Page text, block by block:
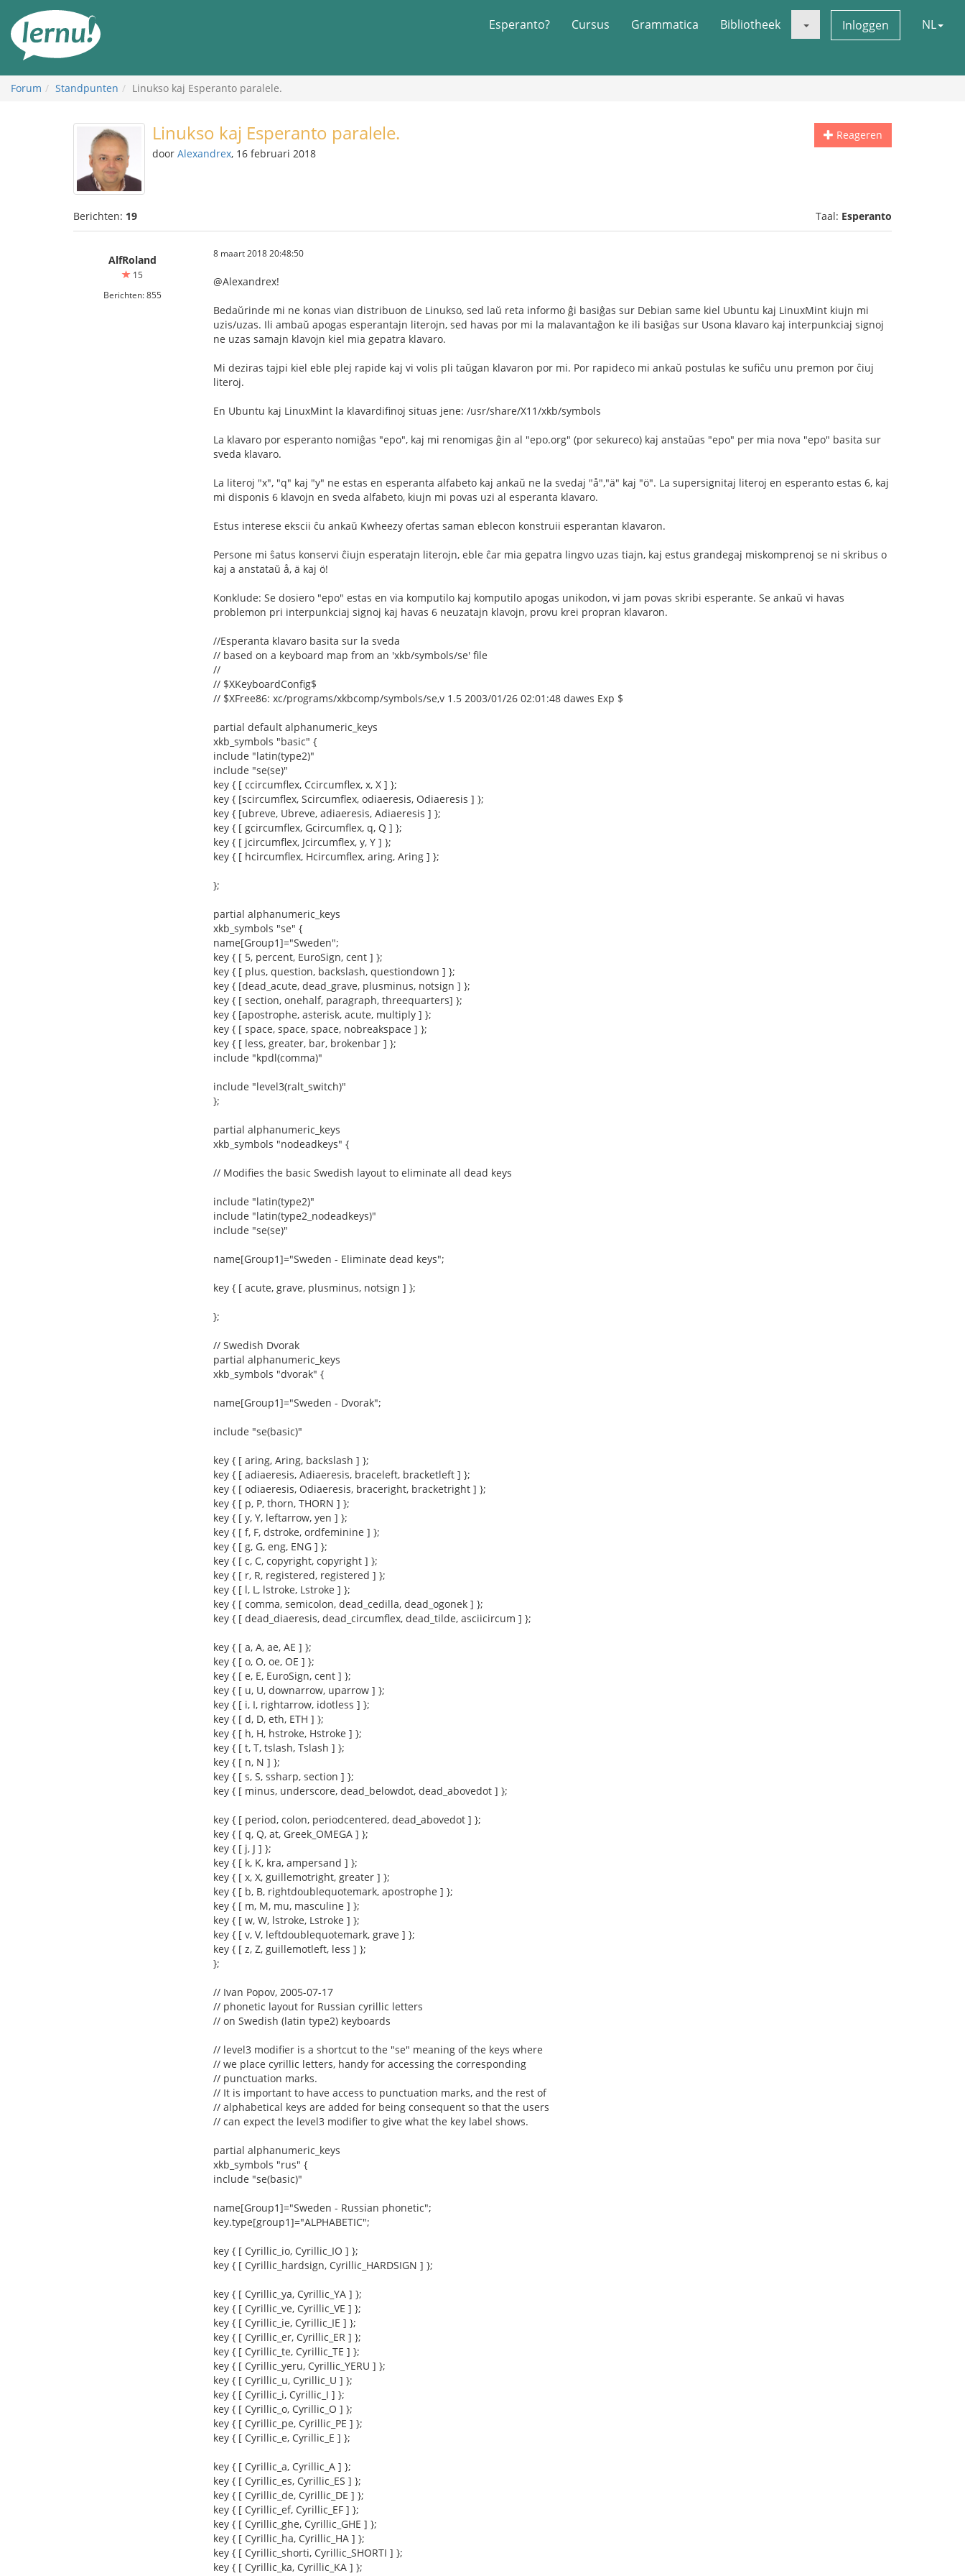
inhoud
Esperanto? Cursus Grammatica Bibliotheek Inloggen NL
Forum Standpunten Linukso kaj Esperanto paralele.
Reageren
Linukso kaj Esperanto paralele.
door Alexandrex, 16 februari 2018
Berichten: 19 Taal: Esperanto
AlfRoland
15
Berichten: 855
8 maart 2018 20:48:50
@Alexandrex!
Bedaŭrinde mi ne konas vian distribuon de Linukso, sed laŭ reta informo ĝi basiĝas sur Debian same kiel Ubuntu kaj LinuxMint kiujn mi
uzis/uzas. Ili ambaŭ apogas esperantajn literojn, sed havas por mi la malavantaĝon ke ili basiĝas sur Usona klavaro kaj interpunkciaj signoj
ne uzas samajn klavojn kiel mia gepatra klavaro.
Mi deziras tajpi kiel eble plej rapide kaj vi volis pli taŭgan klavaron por mi. Por rapideco mi ankaŭ postulas ke sufiĉu unu premon por ĉiuj
literoj.
En Ubuntu kaj LinuxMint la klavardifinoj situas jene: /usr/share/X11/xkb/symbols
La klavaro por esperanto nomiĝas "epo", kaj mi renomigas ĝin al "epo.org" (por sekureco) kaj anstaŭas "epo" per mia nova "epo" basita sur
sveda klavaro.
La literoj "x", "q" kaj "y" ne estas en esperanta alfabeto kaj ankaŭ ne la svedaj "å","ä" kaj "ö". La supersignitaj literoj en esperanto estas 6, kaj
mi disponis 6 klavojn en sveda alfabeto, kiujn mi povas uzi al esperanta klavaro.
Estus interese ekscii ĉu ankaŭ Kwheezy ofertas saman eblecon konstruii esperantan klavaron.
Persone mi ŝatus konservi ĉiujn esperatajn literojn, eble ĉar mia gepatra lingvo uzas tiajn, kaj estus grandegaj miskomprenoj se ni skribus o
kaj a anstataŭ å, ä kaj ö!
Konklude: Se dosiero "epo" estas en via komputilo kaj komputilo apogas unikodon, vi jam povas skribi esperante. Se ankaŭ vi havas
problemon pri interpunkciaj signoj kaj havas 6 neuzatajn klavojn, provu krei propran klavaron.
//Esperanta klavaro basita sur la sveda
// based on a keyboard map from an 'xkb/symbols/se' file
//
// $XKeyboardConfig$
// $XFree86: xc/programs/xkbcomp/symbols/se,v 1.5 2003/01/26 02:01:48 dawes Exp $
partial default alphanumeric_keys
xkb_symbols "basic" {
include "latin(type2)"
include "se(se)"
key { [ ccircumflex, Ccircumflex, x, X ] };
key { [scircumflex, Scircumflex, odiaeresis, Odiaeresis ] };
key { [ubreve, Ubreve, adiaeresis, Adiaeresis ] };
key { [ gcircumflex, Gcircumflex, q, Q ] };
key { [ jcircumflex, Jcircumflex, y, Y ] };
key { [ hcircumflex, Hcircumflex, aring, Aring ] };
};
partial alphanumeric_keys
xkb_symbols "se" {
name[Group1]="Sweden";
key { [ 5, percent, EuroSign, cent ] };
key { [ plus, question, backslash, questiondown ] };
key { [dead_acute, dead_grave, plusminus, notsign ] };
key { [ section, onehalf, paragraph, threequarters] };
key { [apostrophe, asterisk, acute, multiply ] };
key { [ space, space, space, nobreakspace ] };
key { [ less, greater, bar, brokenbar ] };
include "kpdl(comma)"
include "level3(ralt_switch)"
};
partial alphanumeric_keys
xkb_symbols "nodeadkeys" {
// Modifies the basic Swedish layout to eliminate all dead keys
include "latin(type2)"
include "latin(type2_nodeadkeys)"
include "se(se)"
name[Group1]="Sweden - Eliminate dead keys";
key { [ acute, grave, plusminus, notsign ] };
};
// Swedish Dvorak
partial alphanumeric_keys
xkb_symbols "dvorak" {
name[Group1]="Sweden - Dvorak";
include "se(basic)"
key { [ aring, Aring, backslash ] };
key { [ adiaeresis, Adiaeresis, braceleft, bracketleft ] };
key { [ odiaeresis, Odiaeresis, braceright, bracketright ] };
key { [ p, P, thorn, THORN ] };
key { [ y, Y, leftarrow, yen ] };
key { [ f, F, dstroke, ordfeminine ] };
key { [ g, G, eng, ENG ] };
key { [ c, C, copyright, copyright ] };
key { [ r, R, registered, registered ] };
key { [ l, L, lstroke, Lstroke ] };
key { [ comma, semicolon, dead_cedilla, dead_ogonek ] };
key { [ dead_diaeresis, dead_circumflex, dead_tilde, asciicircum ] };
key { [ a, A, ae, AE ] };
key { [ o, O, oe, OE ] };
key { [ e, E, EuroSign, cent ] };
key { [ u, U, downarrow, uparrow ] };
key { [ i, I, rightarrow, idotless ] };
key { [ d, D, eth, ETH ] };
key { [ h, H, hstroke, Hstroke ] };
key { [ t, T, tslash, Tslash ] };
key { [ n, N ] };
key { [ s, S, ssharp, section ] };
key { [ minus, underscore, dead_belowdot, dead_abovedot ] };
key { [ period, colon, periodcentered, dead_abovedot ] };
key { [ q, Q, at, Greek_OMEGA ] };
key { [ j, J ] };
key { [ k, K, kra, ampersand ] };
key { [ x, X, guillemotright, greater ] };
key { [ b, B, rightdoublequotemark, apostrophe ] };
key { [ m, M, mu, masculine ] };
key { [ w, W, lstroke, Lstroke ] };
key { [ v, V, leftdoublequotemark, grave ] };
key { [ z, Z, guillemotleft, less ] };
};
// Ivan Popov, 2005-07-17
// phonetic layout for Russian cyrillic letters
// on Swedish (latin type2) keyboards
// level3 modifier is a shortcut to the "se" meaning of the keys where
// we place cyrillic letters, handy for accessing the corresponding
// punctuation marks.
// It is important to have access to punctuation marks, and the rest of
// alphabetical keys are added for being consequent so that the users
// can expect the level3 modifier to give what the key label shows.
partial alphanumeric_keys
xkb_symbols "rus" {
include "se(basic)"
name[Group1]="Sweden - Russian phonetic";
key.type[group1]="ALPHABETIC";
key { [ Cyrillic_io, Cyrillic_IO ] };
key { [ Cyrillic_hardsign, Cyrillic_HARDSIGN ] };
key { [ Cyrillic_ya, Cyrillic_YA ] };
key { [ Cyrillic_ve, Cyrillic_VE ] };
key { [ Cyrillic_ie, Cyrillic_IE ] };
key { [ Cyrillic_er, Cyrillic_ER ] };
key { [ Cyrillic_te, Cyrillic_TE ] };
key { [ Cyrillic_yeru, Cyrillic_YERU ] };
key { [ Cyrillic_u, Cyrillic_U ] };
key { [ Cyrillic_i, Cyrillic_I ] };
key { [ Cyrillic_o, Cyrillic_O ] };
key { [ Cyrillic_pe, Cyrillic_PE ] };
key { [ Cyrillic_e, Cyrillic_E ] };
key { [ Cyrillic_a, Cyrillic_A ] };
key { [ Cyrillic_es, Cyrillic_ES ] };
key { [ Cyrillic_de, Cyrillic_DE ] };
key { [ Cyrillic_ef, Cyrillic_EF ] };
key { [ Cyrillic_ghe, Cyrillic_GHE ] };
key { [ Cyrillic_ha, Cyrillic_HA ] };
key { [ Cyrillic_shorti, Cyrillic_SHORTI ] };
key { [ Cyrillic_ka, Cyrillic_KA ] };